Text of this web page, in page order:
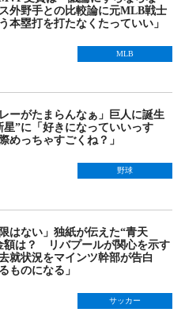
外野手との比較論に元MLB戦士
本塁打を打たなくたっていい」
MLB
レーがたまらんなぁ」巨人に誕生
星”に「好きになっていいっす
めっちゃすごくね？」
野球
はない」独紙が伝えた“青天
額は？ リバプールが関心を示す
就状況をマインツ幹部が告白
ものになる」
サッカー